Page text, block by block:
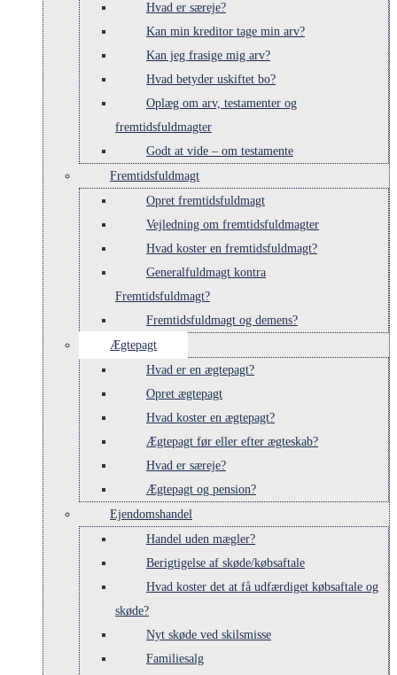
Hvad er særeje?
Kan min kreditor tage min arv?
Kan jeg frasige mig arv?
Hvad betyder uskiftet bo?
Oplæg om arv, testamenter og
fremtidsfuldmagter
Godt at vide – om testamente
Fremtidsfuldmagt
Opret fremtidsfuldmagt
Vejledning om fremtidsfuldmagter
Hvad koster en fremtidsfuldmagt?
Generalfuldmagt kontra
Fremtidsfuldmagt?
Fremtidsfuldmagt og demens?
Ægtepagt
Hvad er en ægtepagt?
Opret ægtepagt
Hvad koster en ægtepagt?
Ægtepagt før eller efter ægteskab?
Hvad er særeje?
Ægtepagt og pension?
Ejendomshandel
Handel uden mægler?
Berigtigelse af skøde/købsaftale
Hvad koster det at få udfærdiget købsaftale og
skøde?
Nyt skøde ved skilsmisse
Familiesalg